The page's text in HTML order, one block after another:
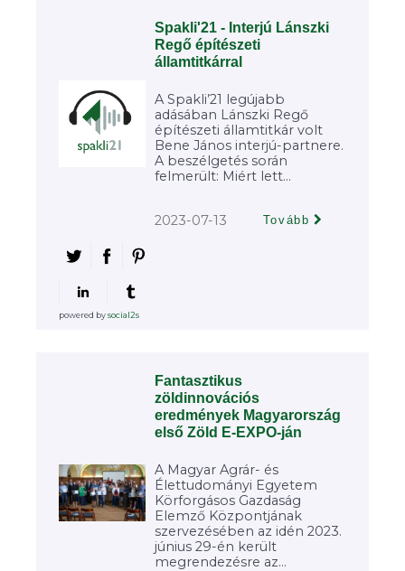
Spakli'21 - Interjú Lánszki
Regő építészeti
államtitkárral
A Spakli’21 legújabb
adásában Lánszki Regő
építészeti államtitkár volt
Bene János interjú-partnere.
A beszélgetés során
felmerült: Miért lett...
2023-07-13 Tovább
powered bysocial2s
Fantasztikus
zöldinnovációs
eredmények Magyarország
első Zöld E-EXPO-ján
A Magyar Agrár- és
Élettudományi Egyetem
Körforgásos Gazdaság
Elemző Központjának
szervezésében az idén 2023.
június 29-én került
megrendezésre az...